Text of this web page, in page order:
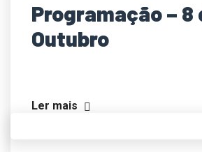
Programação – 8
Outubro
Ler mais